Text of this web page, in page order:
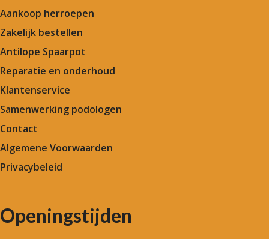
Aankoop herroepen
Zakelijk bestellen
Antilope Spaarpot
Reparatie en onderhoud
Klantenservice
Samenwerking podologen
Contact
Algemene Voorwaarden
Privacybeleid
Openingstijden